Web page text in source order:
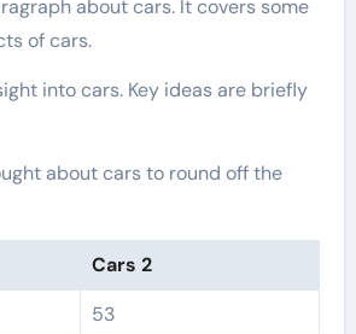
about cars. It covers some
of cars.
into cars. Key ideas are briefly
about cars to round off the
Cars 2
53